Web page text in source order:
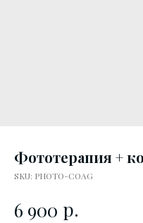
Фототерапия +
SKU: PHOTO-COAG
6 900 р.